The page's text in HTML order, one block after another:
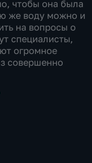
чтобы она была
же воду можно и
на вопросы о
специалисты,
огромное
совершенно